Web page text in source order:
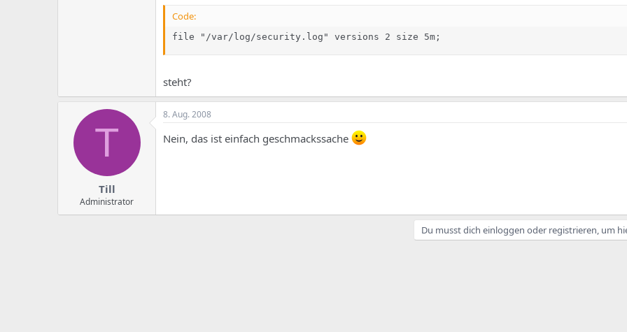
Code:
file "/var/log/security.log" versions 2 size 5m;
steht?
T
Till
Administrator
8. Aug. 2008
Nein, das ist einfach geschmackssache
Du musst dich einloggen oder registrieren, um